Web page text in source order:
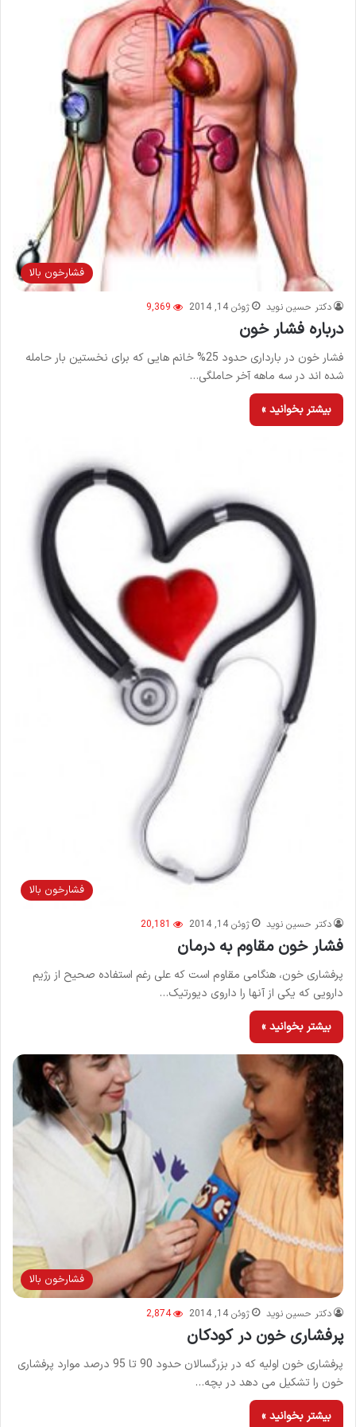
فشارخون بالا
دکتر حسین نوید ژوئن 14, 2014 9,369
درباره فشار خون
فشار خون در بارداری حدود 25% خانم هایی که برای نخستین بار حامله
شده اند در سه ماهه آخر حاملگی…
بیشتر بخوانید »
فشارخون بالا
دکتر حسین نوید ژوئن 14, 2014 20,181
فشار خون مقاوم به درمان
پرفشاری خون، هنگامی مقاوم است که علی رغم استفاده صحیح از رژیم
دارویی که یکی از آنها را داروی دیورتیک…
بیشتر بخوانید »
فشارخون بالا
دکتر حسین نوید ژوئن 14, 2014 2,874
پرفشاری خون در کودکان
پرفشاری خون اولیه که در بزرگسالان حدود 90 تا 95 درصد موارد پرفشاری
خون را تشکیل می دهد در بچه…
بیشتر بخوانید »